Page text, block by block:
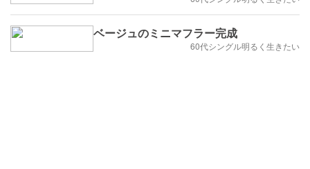
ベージュのミニマフラー完成
60代シングル明るく生きたい